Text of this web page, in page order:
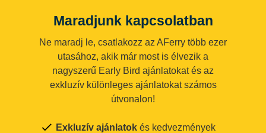
Maradjunk kapcsolatban
Ne maradj le, csatlakozz az AFerry több ezer
utasához, akik már most is élvezik a
nagyszerű Early Bird ajánlatokat és az
exkluzív különleges ajánlatokat számos
útvonalon!
Exkluzív ajánlatok és kedvezmények